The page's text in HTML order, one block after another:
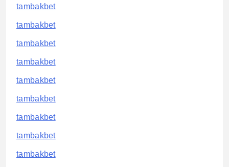
tambakbet
tambakbet
tambakbet
tambakbet
tambakbet
tambakbet
tambakbet
tambakbet
tambakbet